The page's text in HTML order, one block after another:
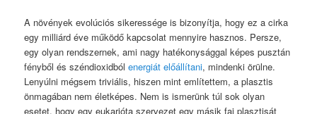
A növények evolúciós sikeressége is bizonyítja, hogy ez a cirka
egy milliárd éve működő kapcsolat mennyire hasznos. Persze,
egy olyan rendszernek, ami nagy hatékonysággal képes pusztán
fényből és széndioxidbólenergiát előállítani, mindenki örülne.
Lenyúlni mégsem triviális, hiszen mint említettem, a plasztis
önmagában nem életképes. Nem is ismerünk túl sok olyan
esetet, hogy egy eukarióta szervezet egy másik faj plasztisát